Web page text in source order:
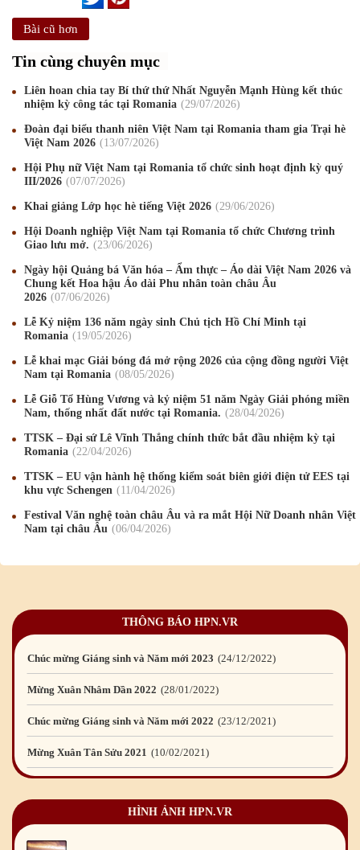
Bài cũ hơn
Tin cùng chuyên mục
Liên hoan chia tay Bí thứ thứ Nhất Nguyễn Mạnh Hùng kết thúc
nhiệm kỳ công tác tại Romania
29/07/2026
Đoàn đại biểu thanh niên Việt Nam tại Romania tham gia Trại hè
Việt Nam 2026
13/07/2026
Hội Phụ nữ Việt Nam tại Romania tổ chức sinh hoạt định kỳ quý
III/2026
07/07/2026
Khai giảng Lớp học hè tiếng Việt 2026 29/06/2026
Hội Doanh nghiệp Việt Nam tại Romania tổ chức Chương trình
Giao lưu mở.
23/06/2026
Ngày hội Quảng bá Văn hóa – Ẩm thực – Áo dài Việt Nam 2026 và
Chung kết Hoa hậu Áo dài Phu nhân toàn châu Âu
2026
07/06/2026
Lễ Kỷ niệm 136 năm ngày sinh Chủ tịch Hồ Chí Minh tại
Romania
19/05/2026
Lễ khai mạc Giải bóng đá mở rộng 2026 của cộng đồng người Việt
Nam tại Romania
08/05/2026
Lễ Giỗ Tổ Hùng Vương và kỷ niệm 51 năm Ngày Giải phóng miền
Nam, thống nhất đất nước tại Romania.
28/04/2026
TTSK – Đại sứ Lê Vĩnh Thắng chính thức bắt đầu nhiệm kỳ tại
Romania
22/04/2026
TTSK – EU vận hành hệ thống kiểm soát biên giới điện tử EES tại
khu vực Schengen
11/04/2026
Festival Văn nghệ toàn châu Âu và ra mắt Hội Nữ Doanh nhân Việt
Nam tại châu Âu
06/04/2026
THÔNG BÁO HPN.VR
Mừng Xuân Canh Tý 2020
Chúc mừng Giáng sinh và Năm mới 2020
Mừng Xuân Kỷ Hợi 2019 03/02/2019
Chúc mừng Giáng sinh và Năm mới 2019 22 /12/2018
Mừng Xuân Bính Ngọ 2026 15 /02 /2026
Chúc mừng Giáng sinh và Năm mới 2025
Mừng Xuân Giáp Thìn 2024 09/02/2024
Mừng Xuân Quý Mão 2023 14/01/2023
Chúc mừng Giáng sinh và Năm mới 2023 24/12/2022
Mừng Xuân Nhâm Dần 2022 28/01 /2022
Chúc mừng Giáng sinh và Năm mới 2022 23/12/2021
Mừng Xuân Tân Sửu 2021 10/02/2021
Mừng Xuân Canh Tý 2020 22/01/2020
Chúc mừng Giáng sinh và Năm mới 2020
HÌNH ẢNH HPN.VR